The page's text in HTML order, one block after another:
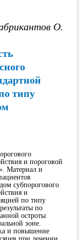
О.
типу
и пороговой
Материал и
субпорогового
и
по типу
по
остроты
зоне.
и повышение